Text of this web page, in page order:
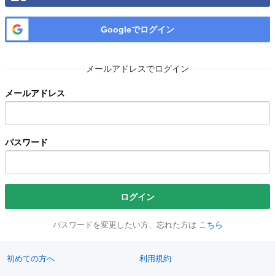
Googleでログイン
メールアドレスでログイン
メールアドレス
パスワード
ログイン
パスワードを変更したい方、忘れた方は こちら
初めての方へ 利用規約